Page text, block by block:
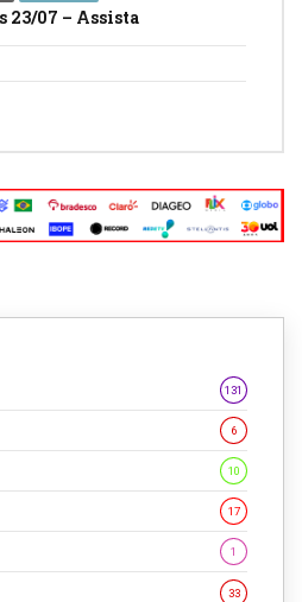
23/07 – Assista
131
6
10
17
1
33